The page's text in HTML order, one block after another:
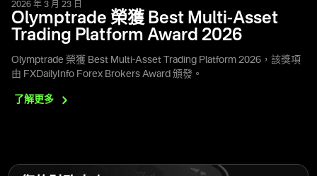
2026 年 3 月 23 日
Olymptrade 榮獲 Best Multi-Asset
Trading Platform Award 2026
Olymptrade 榮獲 Best Multi-Asset Trading Platform 2026，該獎項
由 FXDailyInfo Forex Brokers Award 頒發。
了解更多